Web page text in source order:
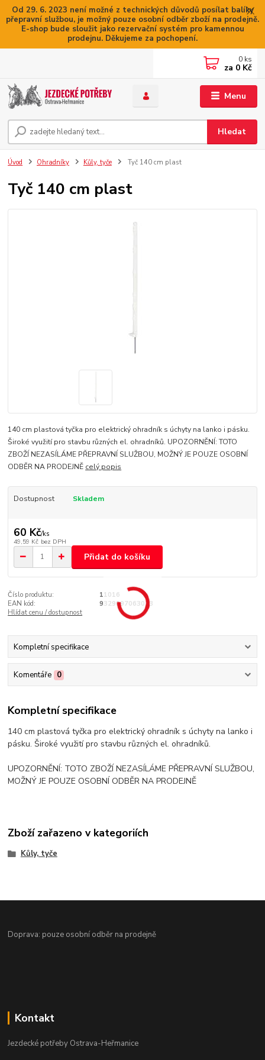
Od 29. 6. 2023 není možné z technických důvodů posílat balíky
přepravní službou, je možný pouze osobní odběr zboží na prodejně.
E-shop bude sloužit jako rezervační systém pro kamennou
prodejnu. Děkujeme za pochopení.
Menu
Hledat
0 ks
za 0 Kč
Úvod Ohradníky Kůly, tyče Tyč 140 cm plast
Tyč 140 cm plast
140 cm plastová tyčka pro elektrický ohradník s úchyty na lanko i pásku.
Široké využití pro stavbu různých el. ohradníků. UPOZORNĚNÍ: TOTO
ZBOŽÍ NEZASÍLÁME PŘEPRAVNÍ SLUŽBOU, MOŽNÝ JE POUZE OSOBNÍ
ODBĚR NA PRODEJNĚ celý popis
Dostupnost Skladem
60 Kč/ks
49,59 Kč bez DPH
Přidat do košíku
Číslo produktu:
11016
EAN kód:
9329097063073
Hlídat cenu / dostupnost
Kompletní specifikace
Komentáře 0
Kompletní specifikace
140 cm plastová tyčka pro elektrický ohradník s úchyty na lanko i
pásku. Široké využití pro stavbu různých el. ohradníků.
UPOZORNĚNÍ: TOTO ZBOŽÍ NEZASÍLÁME PŘEPRAVNÍ SLUŽBOU,
MOŽNÝ JE POUZE OSOBNÍ ODBĚR NA PRODEJNĚ
Zboží zařazeno v kategoriích
Kůly, tyče
Doprava: pouze osobní odběr na prodejně
Kontakt
Jezdecké potřeby Ostrava-Heřmanice